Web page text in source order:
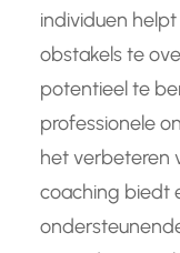
individuen
obstakels te
potentieel te
professionele
het verbeteren
coaching biedt